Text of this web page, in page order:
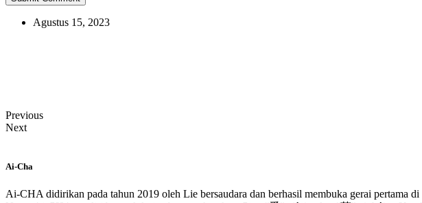
Agustus 15, 2023
Previous
Next
Ai-Cha
Ai-CHA didirikan pada tahun 2019 oleh Lie bersaudara dan berhasil membuka gerai pertama